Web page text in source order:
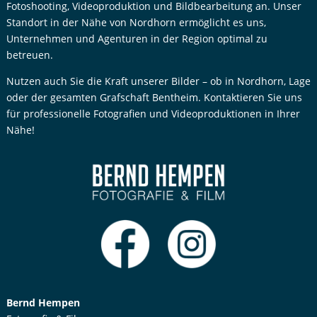
Fotoshooting, Videoproduktion und Bildbearbeitung an. Unser
Standort in der Nähe von Nordhorn ermöglicht es uns,
Unternehmen und Agenturen in der Region optimal zu
betreuen.
Nutzen auch Sie die Kraft unserer Bilder – ob in Nordhorn, Lage
oder der gesamten Grafschaft Bentheim. Kontaktieren Sie uns
für professionelle Fotografien und Videoproduktionen in Ihrer
Nähe!
Bernd Hempen